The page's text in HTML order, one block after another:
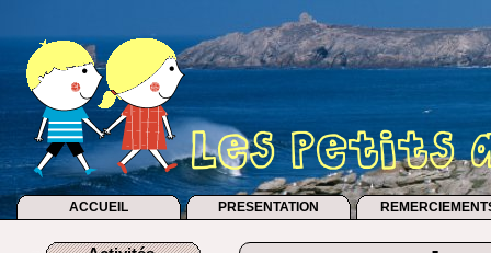
ACCUEIL PRESENTATION